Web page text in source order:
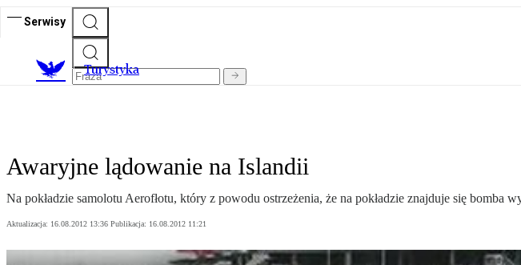
Serwisy
Turystyka
Awaryjne lądowanie na Islandii
Na pokładzie samolotu Aerofłotu, który z powodu ostrzeżenia, że na pokładzie znajduje się bomba
Aktualizacja: 16.08.2012 13:36 Publikacja: 16.08.2012 11:21